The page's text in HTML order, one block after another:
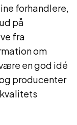
forhandlere,
på
fra
om
en god idé
producenter